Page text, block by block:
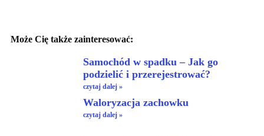
Może Cię także zainteresować:
Samochód w spadku – Jak go
podzielić i przerejestrować?
czytaj dalej »
Waloryzacja zachowku
czytaj dalej »